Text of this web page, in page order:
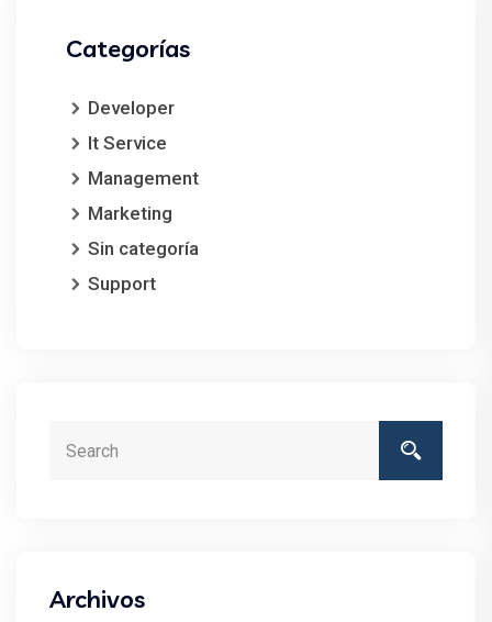
Categorías
Developer
It Service
Management
Marketing
Sin categoría
Support
Archivos